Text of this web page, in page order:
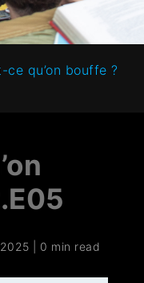
ce qu’on bouffe ?
0 min read